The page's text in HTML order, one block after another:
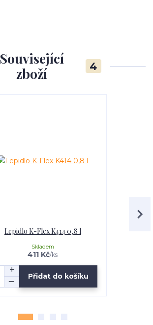
Související
zboží
4
Lepidlo K-Flex K414 0,8 l
411 Kč/ks
Skladem
Přidat do košíku